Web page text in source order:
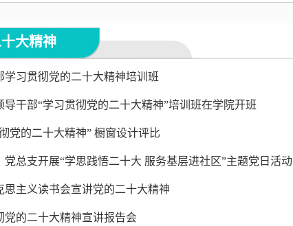
大精神
学习贯彻党的二十大精神培训班
干部“学习贯彻党的二十大精神”培训班在学院开班
党的二十大精神” 橱窗设计评比
党总支开展“学思践悟二十大 服务基层进社区”主题党日活动
思主义读书会宣讲党的二十大精神
党的二十大精神宣讲报告会